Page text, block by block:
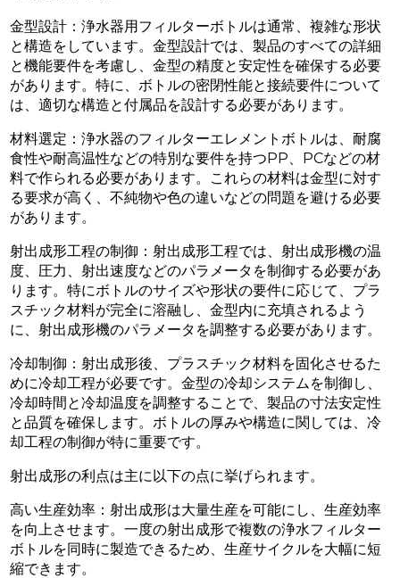
金型設計：浄水器用フィルターボトルは通常、複雑な形状
と構造をしています。金型設計では、製品のすべての詳細
と機能要件を考慮し、金型の精度と安定性を確保する必要
があります。特に、ボトルの密閉性能と接続要件について
は、適切な構造と付属品を設計する必要があります。
材料選定：浄水器のフィルターエレメントボトルは、耐腐
食性や耐高温性などの特別な要件を持つPP、PCなどの材
料で作られる必要があります。これらの材料は金型に対す
る要求が高く、不純物や色の違いなどの問題を避ける必要
があります。
射出成形工程の制御：射出成形工程では、射出成形機の温
度、圧力、射出速度などのパラメータを制御する必要があ
ります。特にボトルのサイズや形状の要件に応じて、プラ
スチック材料が完全に溶融し、金型内に充填されるよう
に、射出成形機のパラメータを調整する必要があります。
冷却制御：射出成形後、プラスチック材料を固化させるた
めに冷却工程が必要です。金型の冷却システムを制御し、
冷却時間と冷却温度を調整することで、製品の寸法安定性
と品質を確保します。ボトルの厚みや構造に関しては、冷
却工程の制御が特に重要です。
射出成形の利点は主に以下の点に挙げられます。
高い生産効率：射出成形は大量生産を可能にし、生産効率
を向上させます。一度の射出成形で複数の浄水フィルター
ボトルを同時に製造できるため、生産サイクルを大幅に短
縮できます。